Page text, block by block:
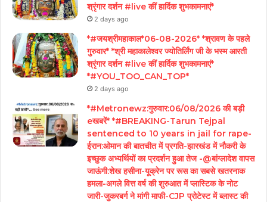
श्रृंगार दर्शन #live कीं हार्दिक शुभकामनाएं*
2 days ago
*#जयश्रीमहाकाल*06-08-2026* *श्रावण के पहले
गुरुवार* *श्री महाकालेश्वर ज्योतिर्लिंग जी के भस्म आरती
श्रृंगार दर्शन #live कीं हार्दिक शुभकामनाएं*
*#YOU_TOO_CAN_TOP*
2 days ago
*#Metronewz:गुरुवार:06/08/2026 की बड़ी
eखबरें* *#BREAKING-Tarun Tejpal
sentenced to 10 years in jail for rape-
ईरान:ओमान की बातचीत में प्रगति-झारखंड में नौकरी के
इच्छुक अभ्यर्थियों का प्रदर्शन हुआ तेज -@बांग्लादेश वापस
जाऊंगी:शेख हसीना-यूक्रेन पर रूस का सबसे खतरनाक
हमला-अगले वित्त वर्ष की शुरुआत में प्लास्टिक के नोट
जारी-जुकरबर्ग ने मांगी माफी-CJP प्रोटेस्ट में ब्लास्ट की